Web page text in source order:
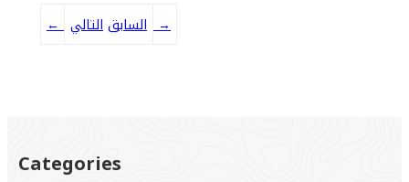
← السابق التالي→
Categories